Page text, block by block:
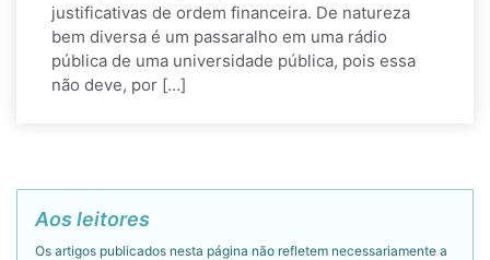
justificativas de ordem financeira. De natureza
bem diversa é um passaralho em uma rádio
pública de uma universidade pública, pois essa
não deve, por […]
Aos leitores
Os artigos publicados nesta página não refletem necessariamente a